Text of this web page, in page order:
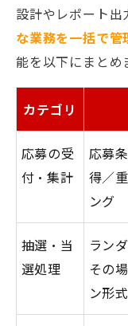
設計やレポート出
な業務を一括で管
能を以下にまとめ
カテゴリ
応募の受
付・集計
応募
得／
ング
抽選・当
選処理
ラン
その
ン形